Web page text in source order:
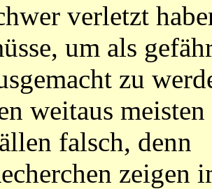
verletzt
um als
zu
weitaus meisten
falsch, denn
zeigen